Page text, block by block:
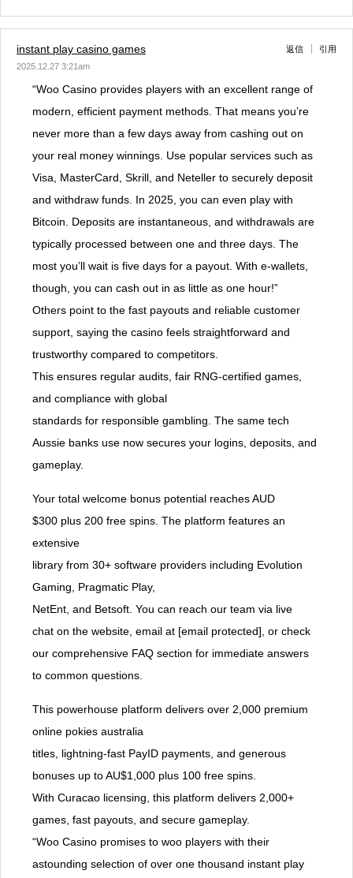
instant play casino games
2025.12.27 3:21am
返信 引用
“Woo Casino provides players with an excellent range of
modern, efficient payment methods. That means you’re
never more than a few days away from cashing out on
your real money winnings. Use popular services such as
Visa, MasterCard, Skrill, and Neteller to securely deposit
and withdraw funds. In 2025, you can even play with
Bitcoin. Deposits are instantaneous, and withdrawals are
typically processed between one and three days. The
most you’ll wait is five days for a payout. With e-wallets,
though, you can cash out in as little as one hour!”
Others point to the fast payouts and reliable customer
support, saying the casino feels straightforward and
trustworthy compared to competitors.
This ensures regular audits, fair RNG-certified games,
and compliance with global
standards for responsible gambling. The same tech
Aussie banks use now secures your logins, deposits, and
gameplay.
Your total welcome bonus potential reaches AUD
$300 plus 200 free spins. The platform features an
extensive
library from 30+ software providers including Evolution
Gaming, Pragmatic Play,
NetEnt, and Betsoft. You can reach our team via live
chat on the website, email at [email protected], or check
our comprehensive FAQ section for immediate answers
to common questions.
This powerhouse platform delivers over 2,000 premium
online pokies australia
titles, lightning-fast PayID payments, and generous
bonuses up to AU$1,000 plus 100 free spins.
With Curacao licensing, this platform delivers 2,000+
games, fast payouts, and secure gameplay.
“Woo Casino promises to woo players with their
astounding selection of over one thousand instant play